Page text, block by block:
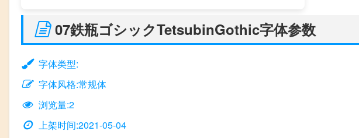
07鉄瓶ゴシックTetsubinGothic字体参数
字体类型:
字体风格:常规体
浏览量:2
上架时间:2021-05-04